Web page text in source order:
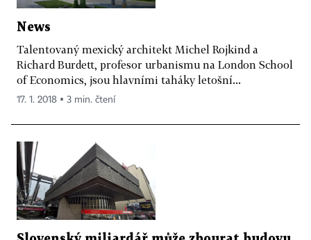
News
Talentovaný mexický architekt Michel Rojkind a
Richard Burdett, profesor urbanismu na London School
of Economics, jsou hlavními taháky letošní...
17. 1. 2018 ▪ 3 min. čtení